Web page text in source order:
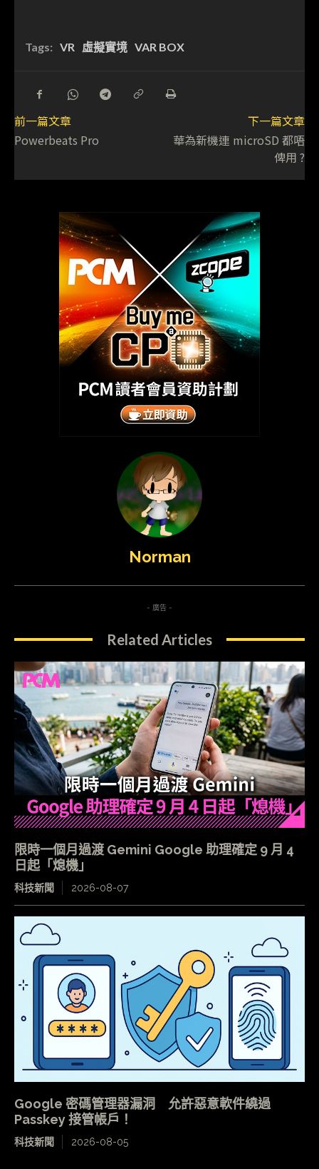
Tags: VR 虛擬實境 VAR BOX
前一篇文章
Powerbeats Pro
下一篇文章
華為新機連 microSD 都唔
俾用 ?
Norman
- 廣告 -
Related Articles
限時一個月過渡 Gemini Google 助理確定 9 月 4
日起「熄機」
科技新聞 2026-08-07
Google 密碼管理器漏洞 允許惡意軟件繞過
Passkey 接管帳戶！
科技新聞 2026-08-05